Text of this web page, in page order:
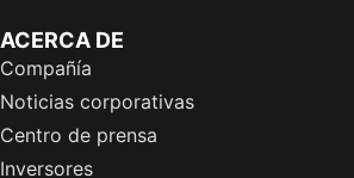
ACERCA DE
Compañía
Noticias corporativas
Centro de prensa
Inversores